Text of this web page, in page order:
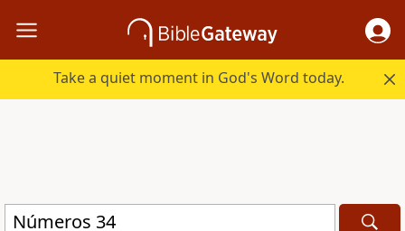
Take a quiet moment in God's Word today.